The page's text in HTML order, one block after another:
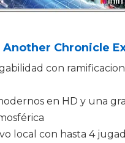
Chronicle
con
en HD y una
local con hasta 4